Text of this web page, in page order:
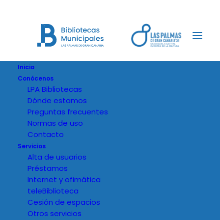
Inicio
Conócenos
LPA Bibliotecas
Dónde estamos
Preguntas frecuentes
Normas de uso
Contacto
Servicios
Alta de usuarios
Préstamos
Internet y ofimática
teleBiblioteca
Cesión de espacios
Otros servicios